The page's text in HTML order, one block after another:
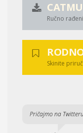
Ručno
Skinite
Pričajmo na